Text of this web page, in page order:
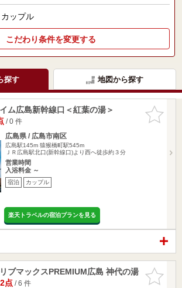
カップル
こだわり条件を変更する
探す 地図から探す
お気に入
りに追加
ム広島新幹線口＜紅葉の湯＞
/ 0 件
広島県 / 広島市南区
広島駅145m 猿猴橋町駅545m
ＪＲ広島駅北口(新幹線口)より西へ徒歩約３分
営業時間
入浴料金 ～
宿泊 カップル
楽天トラベルの宿泊プランを見る
お気に入
りに追加
ブマックスPREMIUM広島 神代の湯
点/ 6 件